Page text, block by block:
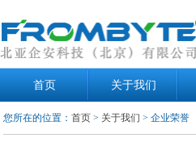
首页 关于我们
您所在的位置： 首页> 关于我们 > 企业荣誉